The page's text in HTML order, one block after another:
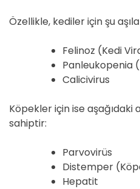
Özellikle, kediler için şu
Felinoz (Kedi
Panleukopenia
Calicivirus
Köpekler için ise aşağıdaki
sahiptir:
Parvovirüs
Distemper
Hepatit